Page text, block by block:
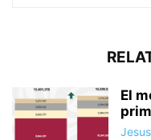
El